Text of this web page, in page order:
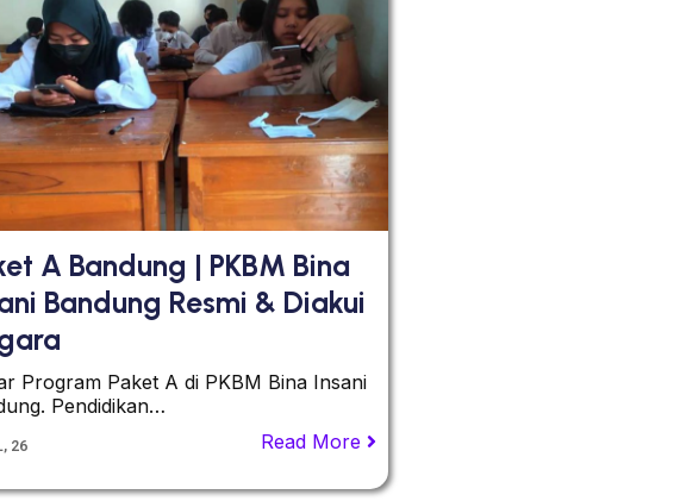
A Bandung | PKBM Bina
Bandung Resmi & Diakui
26
Program Paket A di PKBM Bina Insani
Pendidikan…
Read More